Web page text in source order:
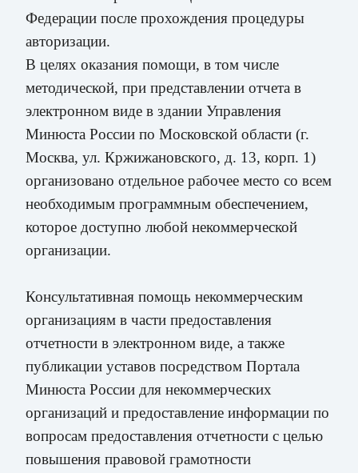
Федерации после прохождения процедуры
авторизации.
В целях оказания помощи, в том числе
методической, при представлении отчета в
электронном виде в здании Управления
Минюста России по Московской области (г.
Москва, ул. Кржижановского, д. 13, корп. 1)
организовано отдельное рабочее место со всем
необходимым программным обеспечением,
которое доступно любой некоммерческой
организации.
Консультативная помощь некоммерческим
организациям в части предоставления
отчетности в электронном виде, а также
публикации уставов посредством Портала
Минюста России для некоммерческих
организаций и предоставление информации по
вопросам предоставления отчетности с целью
повышения правовой грамотности